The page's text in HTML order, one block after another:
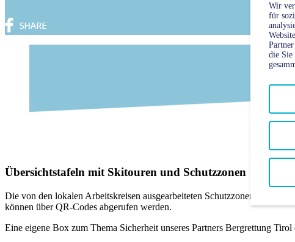
Übersichtstafeln mit Skitouren und Schutzzonen
Die von den lokalen Arbeitskreisen ausgearbeiteten Schutzzonen und die
können über QR-Codes abgerufen werden.
Eine eigene Box zum Thema Sicherheit unseres Partners Bergrettung
Wir
für
die Sie